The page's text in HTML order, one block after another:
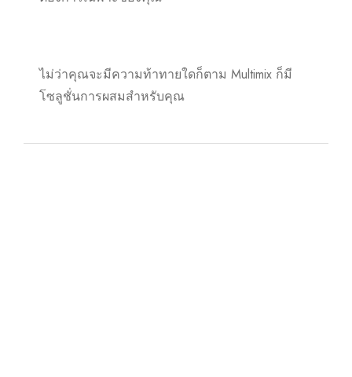
ไม่ว่าคุณจะมีความท้าทายใดก็ตาม Multimix ก็มี
โซลูชั่นการผสมสำหรับคุณ